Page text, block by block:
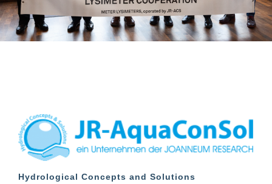
Hydrological Concepts and Solutions